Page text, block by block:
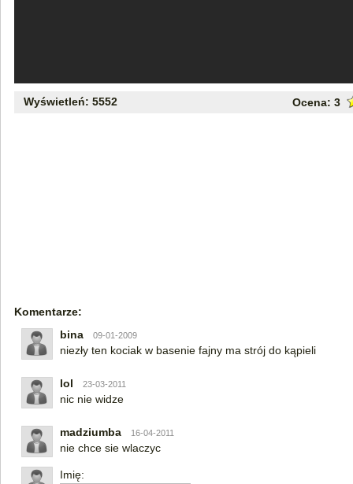
Wyświetleń: 5552 Ocena: 3
Komentarze:
bina
09-01-2009
niezły ten kociak w basenie fajny ma strój do kąpieli
lol 23-03-2011
nic nie widze
madziumba 16-04-2011
nie chce sie wlaczyc
Imię: